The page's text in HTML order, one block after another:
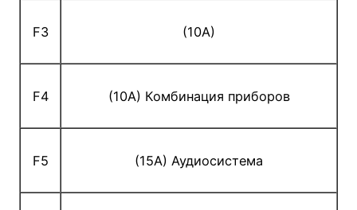
F3 (10A)
F4 (10A) Комбинация приборов
F5 (15A) Аудиосистема